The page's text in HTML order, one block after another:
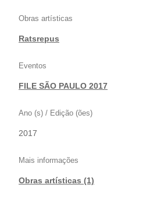
Obras artísticas
Ratsrepus
Eventos
FILE SÃO PAULO 2017
Ano (s) / Edição (ões)
2017
Mais informações
Obras artísticas (1)